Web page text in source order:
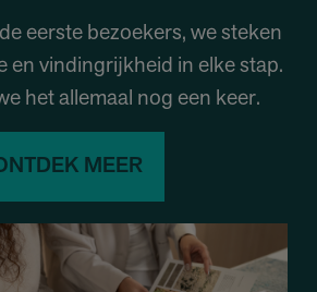
eerste bezoekers, we steken
en vindingrijkheid in elke stap.
het allemaal nog een keer.
MEER